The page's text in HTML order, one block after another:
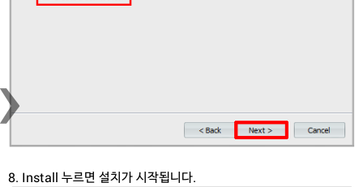
8. Install 누르면 설치가 시작됩니다.